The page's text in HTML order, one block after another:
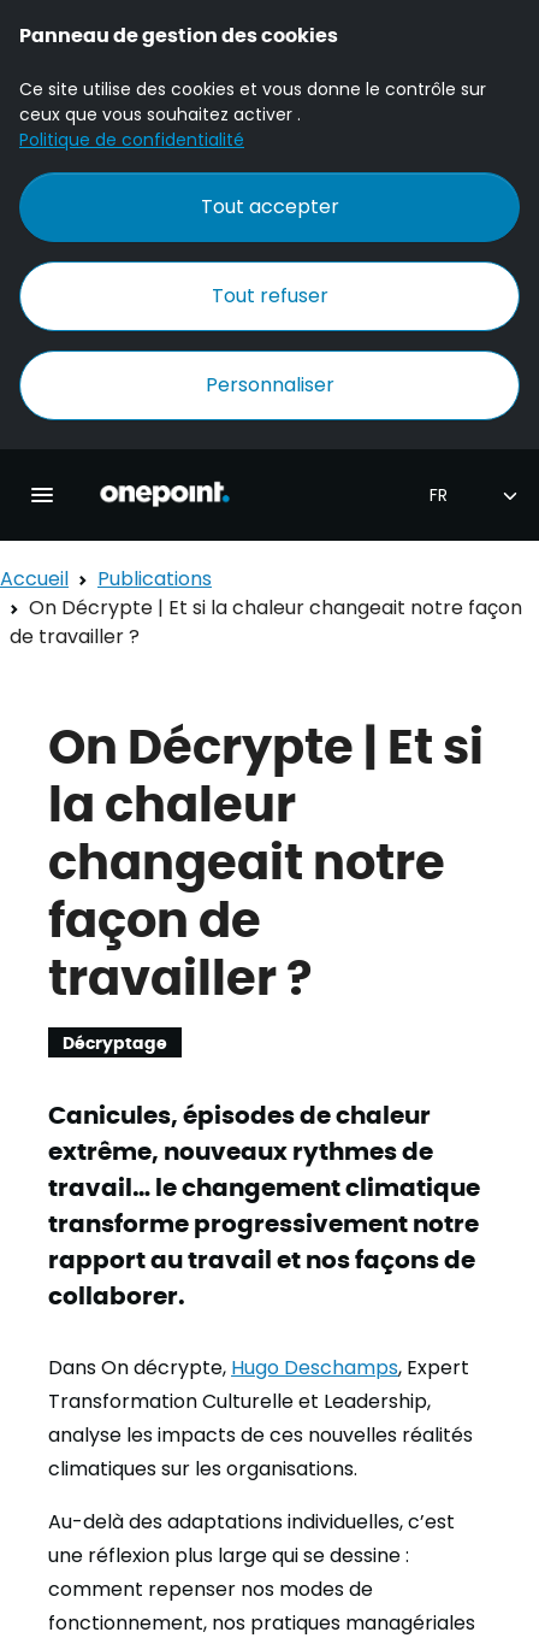
Panneau de gestion des cookies
Ce site utilise des cookies et vous donne le contrôle sur
ceux que vous souhaitez activer .
Politique de confidentialité
Tout accepter
Tout refuser
Personnaliser
Accueil Onepoint
Accueil
Publications
On Décrypte | Et si la chaleur changeait notre façon
de travailler ?
On Décrypte | Et si
la chaleur
changeait notre
façon de
travailler ?
Décryptage
Canicules, épisodes de chaleur
extrême, nouveaux rythmes de
travail… le changement climatique
transforme progressivement notre
rapport au travail et nos façons de
collaborer.
Dans On décrypte, Hugo Deschamps, Expert
Transformation Culturelle et Leadership,
analyse les impacts de ces nouvelles réalités
climatiques sur les organisations.
Au-delà des adaptations individuelles, c’est
une réflexion plus large qui se dessine :
comment repenser nos modes de
fonctionnement, nos pratiques managériales